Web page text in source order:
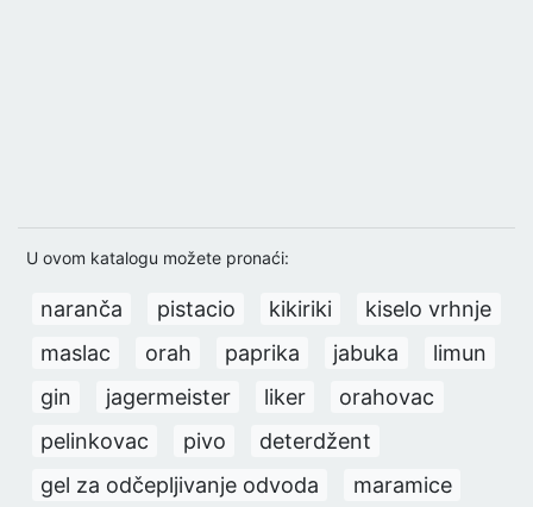
U ovom katalogu možete pronaći:
naranča pistacio kikiriki
kiselo vrhnje
maslac
orah paprika jabuka
limun
gin
jagermeister liker
orahovac
pelinkovac
pivo
deterdžent
gel za odčepljivanje odvoda
maramice